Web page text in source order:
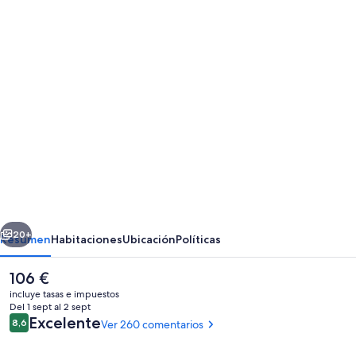
Siguiente
20+
ResumenHabitacionesUbicaciónPolíticas
El
precio
actual
es
de
106 €
incluye tasas e impuestos
Del 1 sept al 2 sept
Comentarios
8,68,6 de 10
ExcelenteVer 260 comentarios